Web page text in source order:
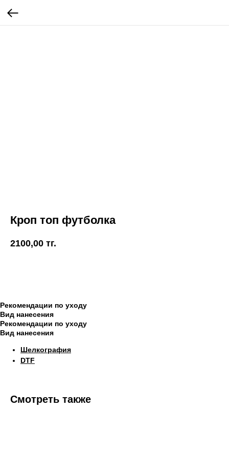
Кроп топ футболка
2100,00 тг.
Рекомендации по уходу
Вид нанесения
Рекомендации по уходу
Вид нанесения
Шелкография
DTF
Смотреть также